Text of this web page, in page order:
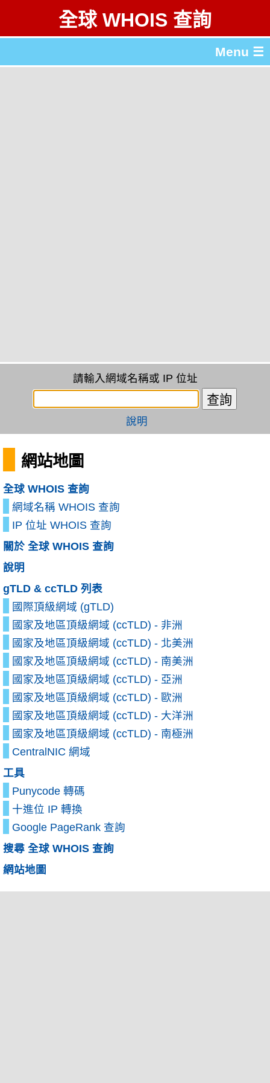
全球 WHOIS 查詢
Menu ☰
請輸入網域名稱或 IP 位址
說明
網站地圖
全球 WHOIS 查詢
網域名稱 WHOIS 查詢
IP 位址 WHOIS 查詢
關於 全球 WHOIS 查詢
說明
gTLD & ccTLD 列表
國際頂級網域 (gTLD)
國家及地區頂級網域 (ccTLD) - 非洲
國家及地區頂級網域 (ccTLD) - 北美洲
國家及地區頂級網域 (ccTLD) - 南美洲
國家及地區頂級網域 (ccTLD) - 亞洲
國家及地區頂級網域 (ccTLD) - 歐洲
國家及地區頂級網域 (ccTLD) - 大洋洲
國家及地區頂級網域 (ccTLD) - 南極洲
CentralNIC 網域
工具
Punycode 轉碼
十進位 IP 轉換
Google PageRank 查詢
搜尋 全球 WHOIS 查詢
網站地圖